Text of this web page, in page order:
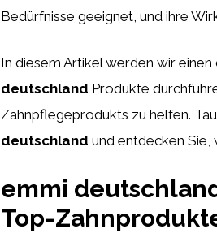
Bedürfnisse geeignet, und ihre
In diesem Artikel werden wir
deutschland Produkte
Zahnpflegeprodukts zu helfen.
deutschland und entdecken Sie,
emmi
Top-